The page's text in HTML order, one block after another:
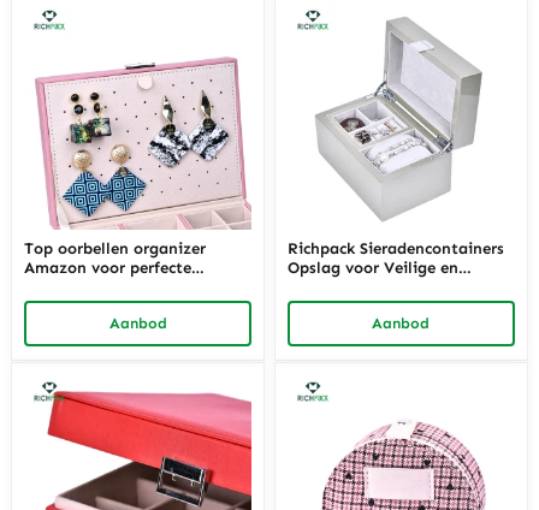
Top oorbellen organizer
Amazon voor perfecte
ketting organizers en beste
sieraden organizers met
aanpasbare opties van
Aanbod
Richpack Sieradencontainers
Opslag voor Veilige en
Veelzijdige Armband
Opbergdoos en Sieraden
Organisator Oplossingen voor
Aanbod